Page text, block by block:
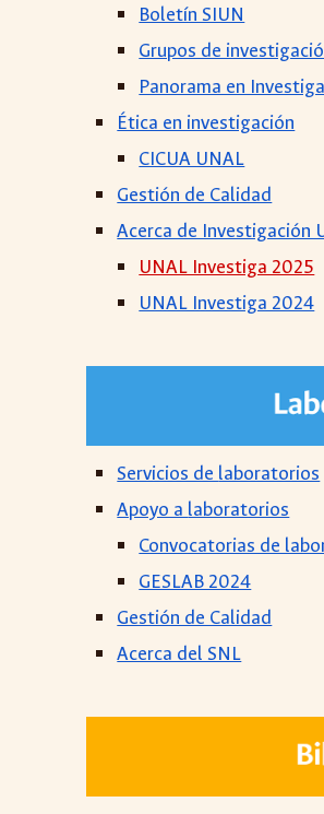
Boletín SIUN
Grupos de
Panorama en
Ética en investigación
CICUA UNAL
Gestión de Calidad
Acerca de Investigación
UNAL Investiga 2025
UNAL Investiga 2024
Servicios de laboratorios
Apoyo a laboratorios
Convocatorias de
GESLAB 2024
Gestión de Calidad
Acerca del SNL